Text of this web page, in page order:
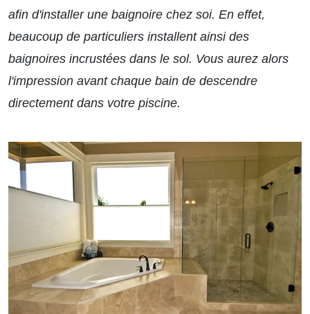
afin d'installer une baignoire chez soi. En effet,
beaucoup de particuliers installent ainsi des
baignoires incrustées dans le sol. Vous aurez alors
l'impression avant chaque bain de descendre
directement dans votre piscine.